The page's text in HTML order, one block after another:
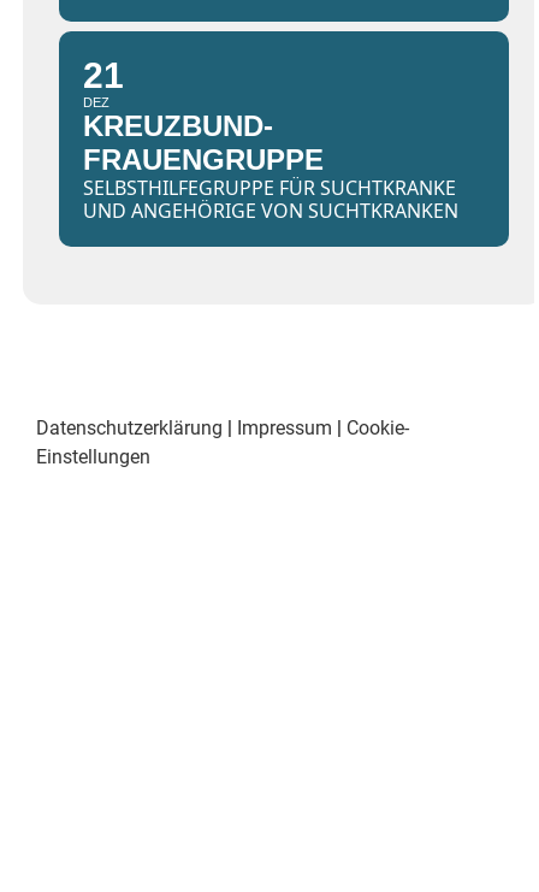
21
DEZ
KREUZBUND-
FRAUENGRUPPE
SELBSTHILFEGRUPPE FÜR SUCHTKRANKE
UND ANGEHÖRIGE VON SUCHTKRANKEN
Datenschutzerklärung | Impressum | Cookie-
Einstellungen